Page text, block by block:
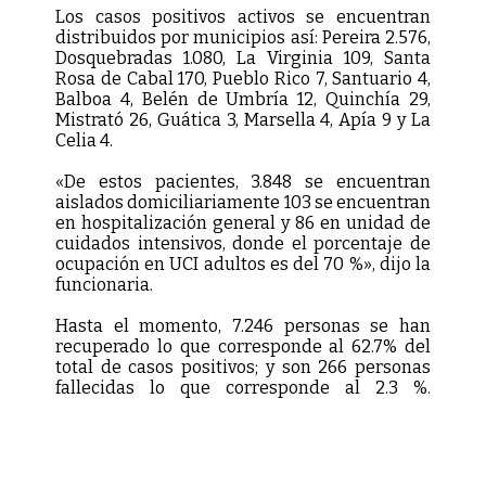
Los casos positivos activos se encuentran
distribuidos por municipios así: Pereira 2.576,
Dosquebradas 1.080, La Virginia 109, Santa
Rosa de Cabal 170, Pueblo Rico 7, Santuario 4,
Balboa 4, Belén de Umbría 12, Quinchía 29,
Mistrató 26, Guática 3, Marsella 4, Apía 9 y La
Celia 4.
«De estos pacientes, 3.848 se encuentran
aislados domiciliariamente 103 se encuentran
en hospitalización general y 86 en unidad de
cuidados intensivos, donde el porcentaje de
ocupación en UCI adultos es del 70 %», dijo la
funcionaria.
Hasta el momento, 7.246 personas se han
recuperado lo que corresponde al 62.7% del
total de casos positivos; y son 266 personas
fallecidas lo que corresponde al 2.3 %.